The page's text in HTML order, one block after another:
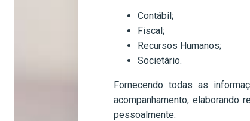
Contábil;
Fiscal;
Recursos Humanos;
Societário.
Fornecendo todas as
acompanhamento,
pessoalmente.